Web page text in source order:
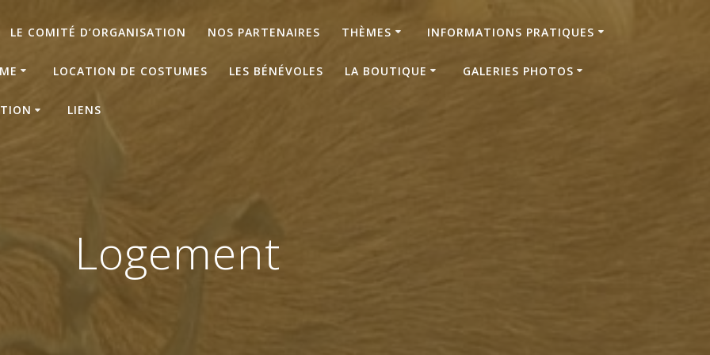
LE COMITÉ D’ORGANISATION NOS PARTENAIRES THÈMES INFORMATIONS PRATIQUES
LOCATION DE COSTUMES LES BÉNÉVOLES LA BOUTIQUE GALERIES PHOTOS
LIENS
Logement